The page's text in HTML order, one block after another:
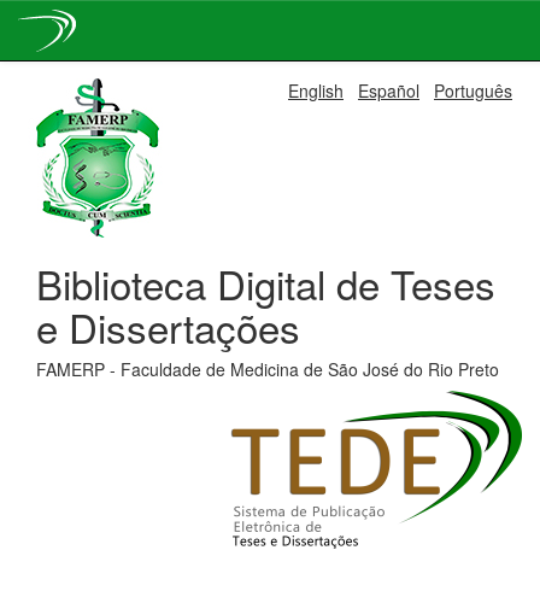
navigation
English Español Português
Biblioteca Digital de Teses
e Dissertações
FAMERP - Faculdade de Medicina de São José do Rio Preto